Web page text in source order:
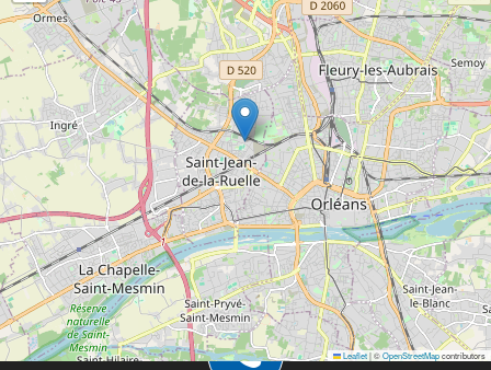
Leaflet|©OpenStreetMapcontributors
Contact